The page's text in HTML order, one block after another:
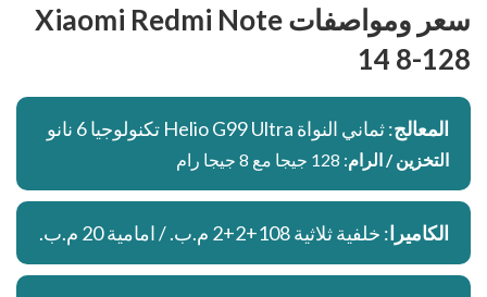
سعر ومواصفات Xiaomi Redmi Note
14 8-128
المعالج: ثماني النواة Helio G99 Ultra تكنولوجيا 6 نانو
التخزين / الرام: 128 جيجا مع 8 جيجا رام
الكاميرا: خلفية ثلاثية 108+2+2 م.ب. / امامية 20 م.ب.